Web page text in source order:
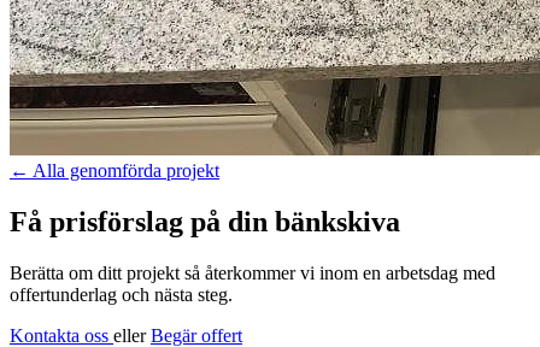
← Alla genomförda projekt
Få prisförslag på din bänkskiva
Berätta om ditt projekt så återkommer vi inom en arbetsdag med
offertunderlag och nästa steg.
Kontakta oss eller Begär offert